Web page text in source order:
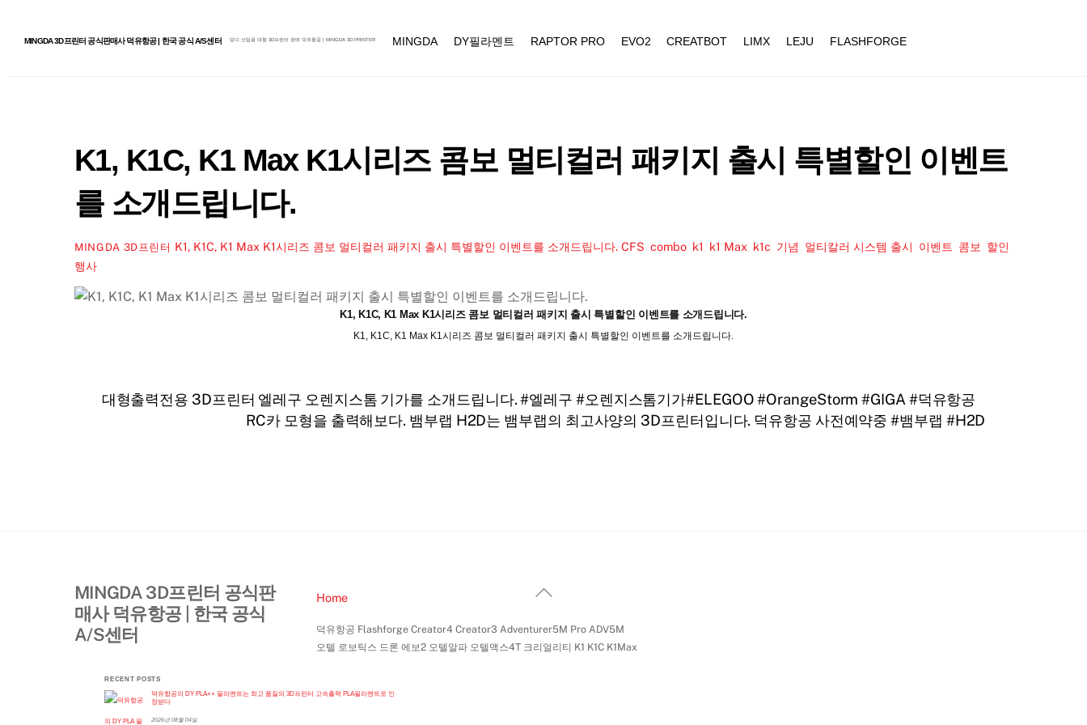
MINGDA 3D프린터 공식판매사 덕유항공 | 한국 공식 A/S센터 밍다 산업용 대형 3D프린터 판매 덕유항공 | MINGDA 3D PRINTER MINGDA DY필라멘트 RAPTOR PRO EVO2 CREATBOT LIMX LEJU FLASHFORGE
K1, K1C, K1 Max K1시리즈 콤보 멀티컬러 패키지 출시 특별할인 이벤트
를 소개드립니다.
MINGDA 3D프린터 K1, K1C, K1 Max K1시리즈 콤보 멀티컬러 패키지 출시 특별할인 이벤트를 소개드립니다. CFS combo, k1 k1 Max, k1c 기념 멀티칼러 시스템 출시 이벤트 콤보 할인
행사
K1, K1C, K1 Max K1시리즈 콤보 멀티컬러 패키지 출시 특별할인 이벤트를 소개드립니다.
K1, K1C, K1 Max K1시리즈 콤보 멀티컬러 패키지 출시 특별할인 이벤트를 소개드립니다.
대형출력전용 3D프린터 엘레구 오렌지스톰 기가를 소개드립니다. #엘레구 #오렌지스톰기가#ELEGOO #OrangeStorm #GIGA #덕유항공
RC카 모형을 출력해보다. 뱀부랩 H2D는 뱀부랩의 최고사양의 3D프린터입니다. 덕유항공 사전예약중 #뱀부랩 #H2D
Back
Top
MINGDA 3D프린터 공식판
매사 덕유항공 | 한국 공식
A/S센터
Home
덕유항공 Flashforge Creator4 Creator3 Adventurer5M Pro ADV5M
오텔 로보틱스 드론 에보2 오텔알파 오텔맥스4T 크리얼리티 K1 K1C K1Max
RECENT POSTS
덕유항공의 DY PLA++ 필라멘트는 최고 품질의 3D프린터 고속출력 PLA필라멘트로 인
정받다
2026년 08월 04일